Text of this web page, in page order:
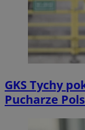
GKS Tychy
Pucharze